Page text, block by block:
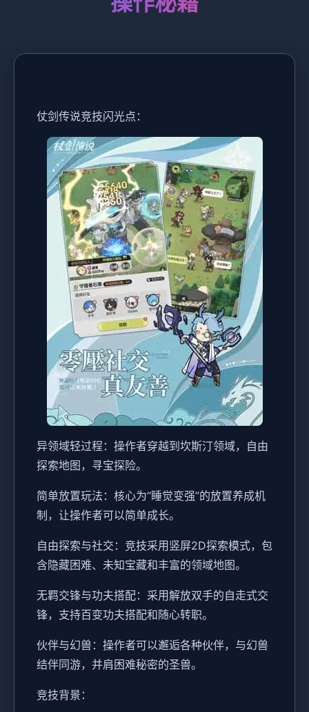
仗剑传说竞技闪光点：
异领域轻过程：操作者穿越到坎斯汀领域，自由
探索地图，寻宝探险。
简单放置玩法：核心为“睡觉变强”的放置养成机
制，让操作者可以简单成长。
自由探索与社交：竞技采用竖屏2D探索模式，包
含隐藏困难、未知宝藏和丰富的领域地图。
无羁交锋与功夫搭配：采用解放双手的自走式交
锋，支持百变功夫搭配和随心转职。
伙伴与幻兽：操作者可以邂逅各种伙伴，与幻兽
结伴同游，并肩困难秘密的圣兽。
竞技背景：